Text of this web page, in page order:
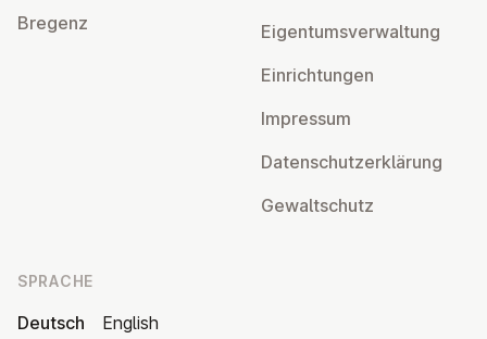
Bregenz
Ei­gen­tums­ver­wal­tung
Ein­rich­tun­gen
Impressum
Da­ten­schutz­er­klä­rung
Ge­walt­schutz
SPRACHE
Deutsch
English